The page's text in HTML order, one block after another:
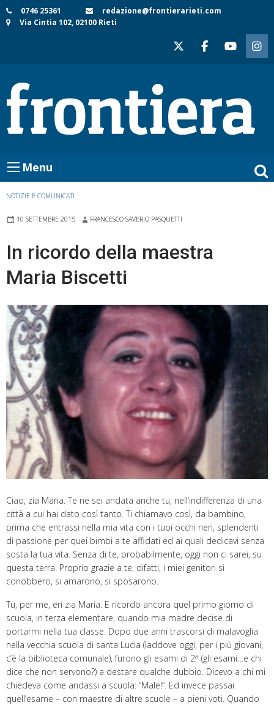
Skip
to
0746 25361
redazione@frontierarieti.com
Via Cintia 102, 02100 Rieti
Menu
NOTIZIE E COMUNICATI
10 SETTEMBRE 2015 FRANCESCO SAVERIO PASQUETTI
In ricordo della maestra
Maria Biscetti
Ciao, zia Maria. Te ne sei andata anche tu, nell’indifferenza di una
città a cui hai dato così tanto. Ti chiamavo così, da bambino,
prima che entrassi nella mia vita con i tuoi occhi neri, splendenti
di passione per quei bimbi a te affidati ed ai quali dedicavi senza
sosta la tua vita. Senza di te, probabilmente, oggi non ci sarei, su
questa terra. Proprio grazie a te, difatti, i miei genitori si
conobbero, si amarono, si sposarono.
Tu, per me, eri zia Maria. E ricordo ancora quel primo giorno di
scuola, in terza elementare, quando mia madre decise di
portarmi nella tua classe. Dopo due anni trascorsi di malavoglia
nella vecchia scuola di santa Lucia (laddove oggi, per i più giovani,
c’è la biblioteca comunale), furono gli esami di 2a (gli esami…e chi
dice che non servono?) a destare qualche dubbio. Dicevo a chi mi
chiedeva come andassi a scuola: “Male!”. Ed invece passai
quell’esame – con maestre di altre scuole – a pieni voti. Quando